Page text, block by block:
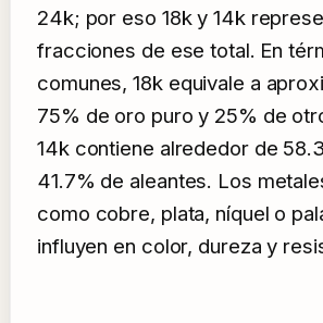
24k; por eso 18k y 14k
fracciones de ese total. En
comunes, 18k equivale a
75% de oro puro y 25% de
14k contiene alrededor de
41.7% de aleantes. Los
como cobre, plata, níquel o
influyen en color, dureza y